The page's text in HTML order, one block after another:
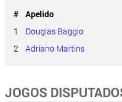
# Apelido
1
Douglas Baggio
2
Adriano Martins
JOGOS